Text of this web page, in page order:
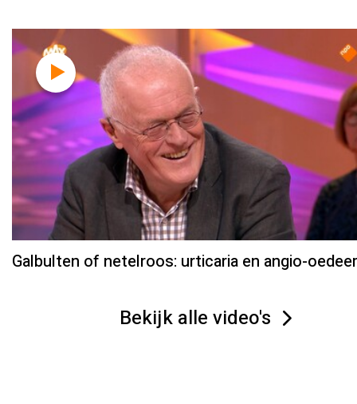
Galbulten of netelroos: urticaria en angio-
Bekijk alle video's